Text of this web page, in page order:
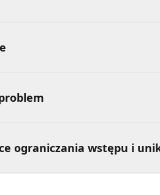
ograniczania wstępu i